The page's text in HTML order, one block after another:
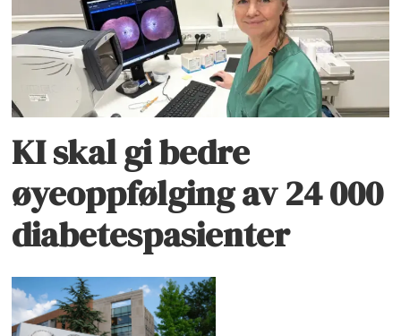
KI skal gi bedre
øyeoppfølging av 24 000
diabetespasienter